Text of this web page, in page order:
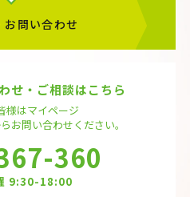
お問い合わせ
せ・ご相談はこちら
様はマイページ
お問い合わせください。
360
9:30-18:00